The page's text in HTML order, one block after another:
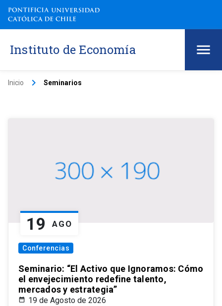
Instituto de Economía
Inicio keyboard_arrow_right Seminarios
19 AGO
Conferencias
Seminario: “El Activo que Ignoramos: Cómo
el envejecimiento redefine talento,
mercados y estrategia”
19 de Agosto de 2026